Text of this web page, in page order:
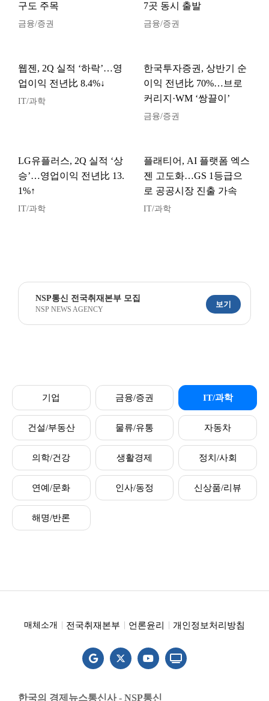
구도 주목
금융/증권
7곳 동시 출발
금융/증권
웹젠, 2Q 실적 ‘하락’…영
업이익 전년比 8.4%↓
IT/과학
한국투자증권, 상반기 순
이익 전년比 70%…브로
커리지·WM ‘쌍끌이’
금융/증권
LG유플러스, 2Q 실적 ‘상
승’…영업이익 전년比 13.
1%↑
IT/과학
플래티어, AI 플랫폼 엑스
젠 고도화…GS 1등급으
로 공공시장 진출 가속
IT/과학
NSP통신 전국취재본부 모집
NSP NEWS AGENCY
보기
기업 금융/증권 IT/과학
건설/부동산 물류/유통 자동차
의학/건강 생활경제 정치/사회
연예/문화 인사/동정 신상품/리뷰
해명/반론
매체소개 전국취재본부 언론윤리 개인정보처리방침
한국의 경제뉴스통신사 - NSP통신